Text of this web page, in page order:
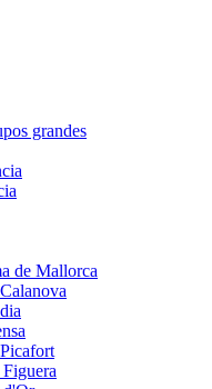
grandes
de Mallorca